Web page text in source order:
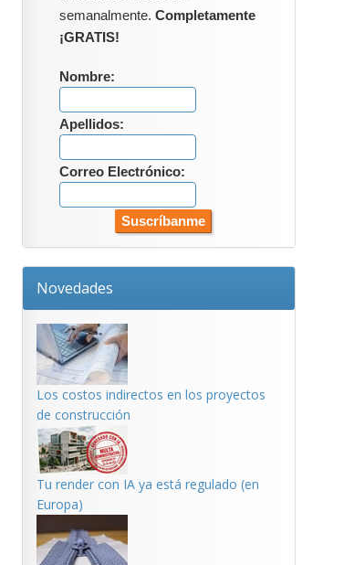
semanalmente. Completamente
¡GRATIS!
Nombre:
Apellidos:
Correo Electrónico:
Novedades
Los costos indirectos en los proyectos
de construcción
Tu render con IA ya está regulado (en
Europa)